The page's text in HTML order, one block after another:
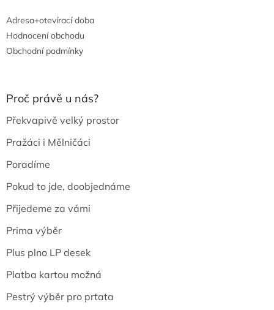
Adresa+otevírací doba
Hodnocení obchodu
Obchodní podmínky
Proč právě u nás?
Překvapivě velký prostor
Pražáci i Mělničáci
Poradíme
Pokud to jde, doobjednáme
Přijedeme za vámi
Prima výběr
Plus plno LP desek
Platba kartou možná
Pestrý výběr pro prťata